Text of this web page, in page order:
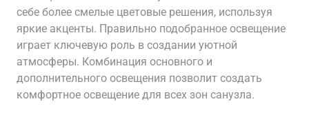
себе более смелые цветовые решения, используя
яркие акценты. Правильно подобранное освещение
играет ключевую роль в создании уютной
атмосферы. Комбинация основного и
дополнительного освещения позволит создать
комфортное освещение для всех зон санузла.